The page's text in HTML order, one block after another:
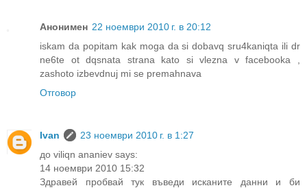
Анонимен 22 ноември 2010 г. в 20:12
iskam da popitam kak moga da si dobavq sru4kaniqta ili dr
ne6te ot dqsnata strana kato si vlezna v facebooka ,
zashoto izbevdnuj mi se premahnava
Отговор
Ivan
23 ноември 2010 г. в 1:27
до viliqn ananiev says:
14 ноември 2010 15:32
Здравей пробвай тук въведи исканите данни и би